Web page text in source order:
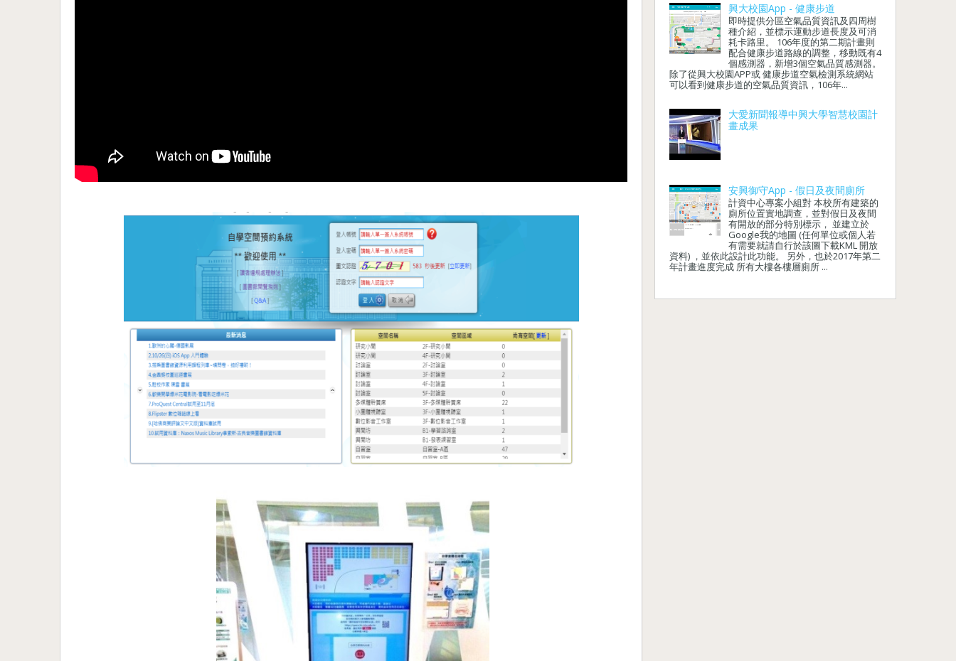
興大校園App - 健康步道
即時提供分區空氣品質資訊及四周樹
種介紹，並標示運動步道長度及可消
耗卡路里。 106年度的第二期計畫則
配合健康步道路線的調整，移動既有4
個感測器，新增3個空氣品質感測器。
除了從興大校園APP或 健康步道空氣檢測系統網站
可以看到健康步道的空氣品質資訊，106年...
大愛新聞報導中興大學智慧校園計
畫成果
安興御守App - 假日及夜間廁所
計資中心專案小組對 本校所有建築的
廁所位置實地調查，並對假日及夜間
有開放的部分特別標示， 並建立於
Google我的地圖 (任何單位或個人若
有需要就請自行於該圖下載KML 開放
資料) ，並依此設計此功能。 另外，也於2017年第二
年計畫進度完成 所有大樓各樓層廁所 ...